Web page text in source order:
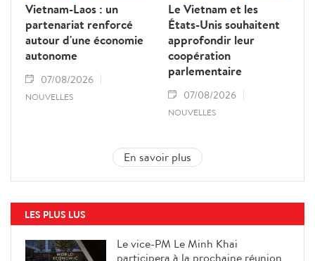
Vietnam-Laos : un
partenariat renforcé
autour d'une économie
autonome
07/08/2026
NOUVELLES
Le Vietnam et les
États-Unis souhaitent
approfondir leur
coopération
parlementaire
07/08/2026
NOUVELLES
En savoir plus
LES PLUS LUS
Le vice-PM Le Minh Khai
participera à la prochaine réunion